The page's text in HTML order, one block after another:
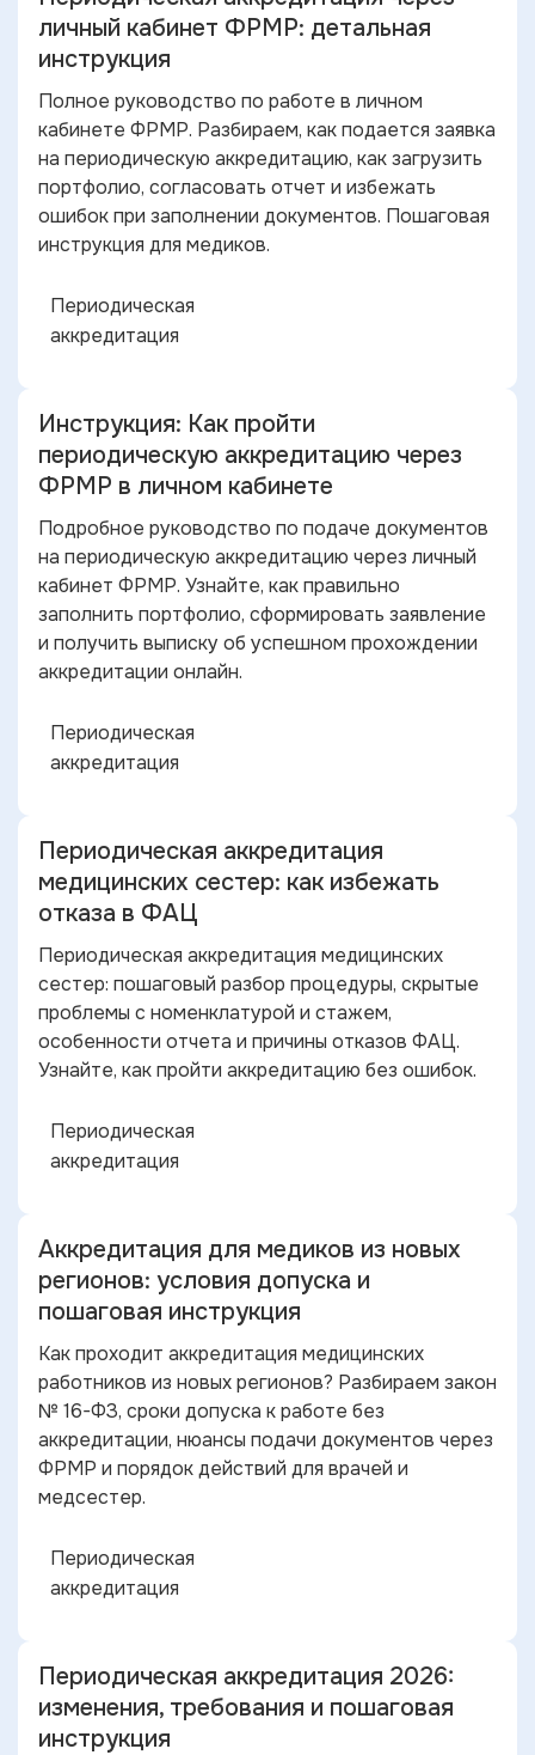
личный кабинет ФРМР: детальная
инструкция
Полное руководство по работе в личном
кабинете ФРМР. Разбираем, как подается заявка
на периодическую аккредитацию, как загрузить
портфолио, согласовать отчет и избежать
ошибок при заполнении документов. Пошаговая
инструкция для медиков.
Периодическая
аккредитация
Инструкция: Как пройти
периодическую аккредитацию через
ФРМР в личном кабинете
Подробное руководство по подаче документов
на периодическую аккредитацию через личный
кабинет ФРМР. Узнайте, как правильно
заполнить портфолио, сформировать заявление
и получить выписку об успешном прохождении
аккредитации онлайн.
Периодическая
аккредитация
Периодическая аккредитация
медицинских сестер: как избежать
отказа в ФАЦ
Периодическая аккредитация медицинских
сестер: пошаговый разбор процедуры, скрытые
проблемы с номенклатурой и стажем,
особенности отчета и причины отказов ФАЦ.
Узнайте, как пройти аккредитацию без ошибок.
Периодическая
аккредитация
Аккредитация для медиков из новых
регионов: условия допуска и
пошаговая инструкция
Как проходит аккредитация медицинских
работников из новых регионов? Разбираем закон
№ 16-ФЗ, сроки допуска к работе без
аккредитации, нюансы подачи документов через
ФРМР и порядок действий для врачей и
медсестер.
Периодическая
аккредитация
Периодическая аккредитация 2026:
изменения, требования и пошаговая
инструкция